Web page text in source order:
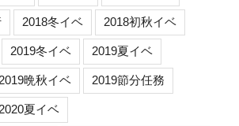
2018冬イベ 2018初秋イベ
2019冬イベ 2019夏イベ
2019晩秋イベ 2019節分任務
2020夏イベ